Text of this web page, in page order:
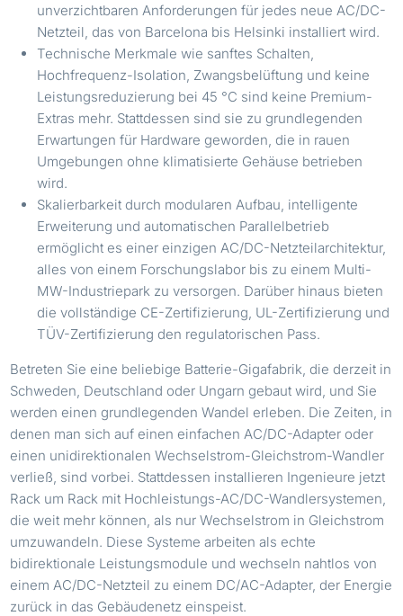
unverzichtbaren Anforderungen für jedes neue AC/DC-
Netzteil, das von Barcelona bis Helsinki installiert wird.
Technische Merkmale wie sanftes Schalten,
Hochfrequenz-Isolation, Zwangsbelüftung und keine
Leistungsreduzierung bei 45 °C sind keine Premium-
Extras mehr. Stattdessen sind sie zu grundlegenden
Erwartungen für Hardware geworden, die in rauen
Umgebungen ohne klimatisierte Gehäuse betrieben
wird.
Skalierbarkeit durch modularen Aufbau, intelligente
Erweiterung und automatischen Parallelbetrieb
ermöglicht es einer einzigen AC/DC-Netzteilarchitektur,
alles von einem Forschungslabor bis zu einem Multi-
MW-Industriepark zu versorgen. Darüber hinaus bieten
die vollständige CE-Zertifizierung, UL-Zertifizierung und
TÜV-Zertifizierung den regulatorischen Pass.
Betreten Sie eine beliebige Batterie-Gigafabrik, die derzeit in
Schweden, Deutschland oder Ungarn gebaut wird, und Sie
werden einen grundlegenden Wandel erleben. Die Zeiten, in
denen man sich auf einen einfachen AC/DC-Adapter oder
einen unidirektionalen Wechselstrom-Gleichstrom-Wandler
verließ, sind vorbei. Stattdessen installieren Ingenieure jetzt
Rack um Rack mit Hochleistungs-AC/DC-Wandlersystemen,
die weit mehr können, als nur Wechselstrom in Gleichstrom
umzuwandeln. Diese Systeme arbeiten als echte
bidirektionale Leistungsmodule und wechseln nahtlos von
einem AC/DC-Netzteil zu einem DC/AC-Adapter, der Energie
zurück in das Gebäudenetz einspeist.